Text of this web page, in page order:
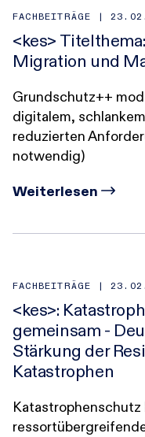
FACHBEITRÄGE |
<kes>
Migration und
Grundschutz++
digitalem,
reduzierten
notwendig)
Weiterlesen
FACHBEITRÄGE |
<kes>:
gemeinsam -
Stärkung der
Katastrophen